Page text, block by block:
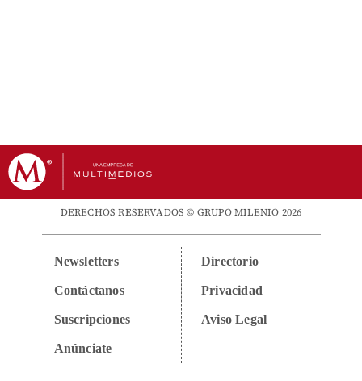
DERECHOS RESERVADOS © GRUPO MILENIO 2026
Newsletters
Contáctanos
Suscripciones
Anúnciate
Directorio
Privacidad
Aviso Legal